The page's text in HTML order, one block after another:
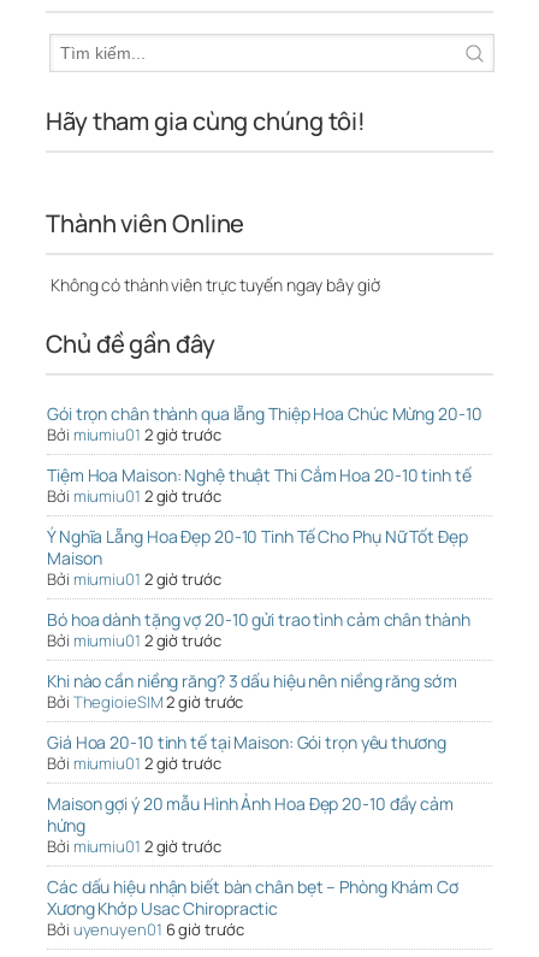
Hãy tham gia cùng chúng tôi!
Thành viên Online
Không có thành viên trực tuyến ngay bây giờ
Chủ đề gần đây
Gói trọn chân thành qua lẵng Thiệp Hoa Chúc Mừng 20-10
Bởi miumiu01 2 giờ trước
Tiệm Hoa Maison: Nghệ thuật Thi Cắm Hoa 20-10 tinh tế
Bởi miumiu01 2 giờ trước
Ý Nghĩa Lẵng Hoa Đẹp 20-10 Tinh Tế Cho Phụ Nữ Tốt Đẹp
Maison
Bởi miumiu01 2 giờ trước
Bó hoa dành tặng vợ 20-10 gửi trao tình cảm chân thành
Bởi miumiu01 2 giờ trước
Khi nào cần niềng răng? 3 dấu hiệu nên niềng răng sớm
Bởi ThegioieSIM2 giờ trước
Giá Hoa 20-10 tinh tế tại Maison: Gói trọn yêu thương
Bởi miumiu01 2 giờ trước
Maison gợi ý 20 mẫu Hình Ảnh Hoa Đẹp 20-10 đầy cảm
hứng
Bởi miumiu01 2 giờ trước
Các dấu hiệu nhận biết bàn chân bẹt – Phòng Khám Cơ
Xương Khớp Usac Chiropractic
Bởi uyenuyen01 6 giờ trước